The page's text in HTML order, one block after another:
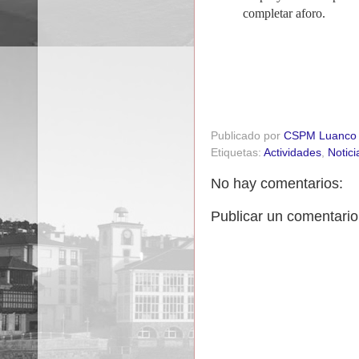
completar aforo.
Publicado por CSPM Luanco
Etiquetas: Actividades,
No hay comentarios:
Publicar un comentario